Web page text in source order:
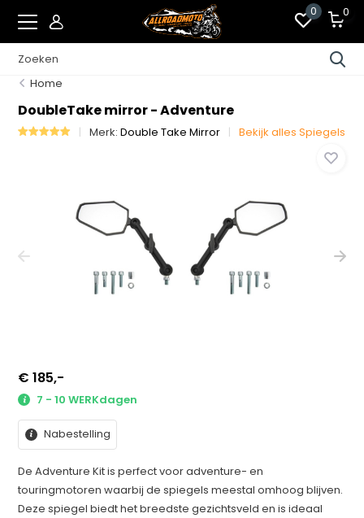
0 0
Home
DoubleTake mirror - Adventure
Merk:Double Take Mirror Bekijk alles Spiegels
€ 185,-
7 - 10 WERKdagen
Nabestelling
De Adventure Kit is perfect voor adventure- en
touringmotoren waarbij de spiegels meestal omhoog blijven.
Deze spiegel biedt het breedste gezichtsveld en is ideaal